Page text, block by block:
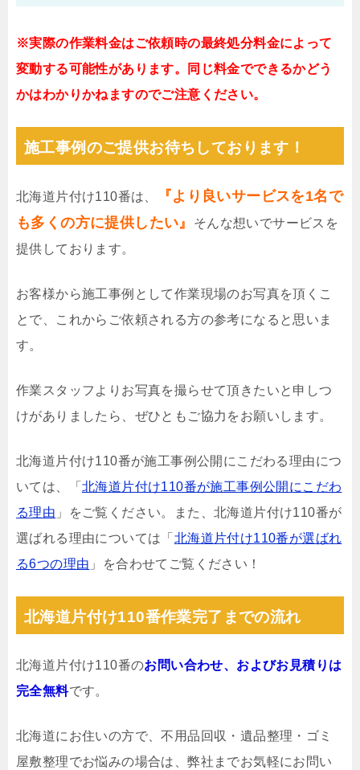
※実際の作業料金はご依頼時の最終処分料金によって
変動する可能性があります。同じ料金でできるかどう
かはわかりかねますのでご注意ください。
施工事例のご提供お待ちしております！
北海道片付け110番は、
『より良いサービスを1名で
も多くの方に提供したい』
そんな想いでサービスを
提供しております。
お客様から施工事例として作業現場のお写真を頂くこ
とで、これからご依頼される方の参考になると思いま
す。
作業スタッフよりお写真を撮らせて頂きたいと申しつ
けがありましたら、ぜひともご協力をお願いします。
北海道片付け110番が施工事例公開にこだわる理由につ
いては、「 北海道片付け110番が施工事例公開にこだわ
る理由 」をご覧ください。また、北海道片付け110番が
選ばれる理由については「 北海道片付け110番が選ばれ
る6つの理由 」を合わせてご覧ください！
北海道片付け110番作業完了までの流れ
北海道片付け110番のお問い合わせ、およびお見積りは
完全無料です。
北海道にお住いの方で、不用品回収・遺品整理・ゴミ
屋敷整理でお悩みの場合は、弊社までお気軽にお問い